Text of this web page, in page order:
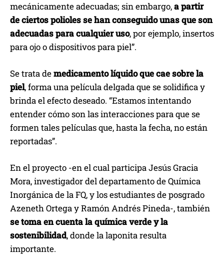
mecánicamente adecuadas; sin embargo,a partir
de ciertos polioles se han conseguido unas que son
adecuadas para cualquier uso, por ejemplo, insertos
para ojo o dispositivos para piel”.
Se trata demedicamento líquido que cae sobre la
piel, forma una película delgada que se solidifica y
brinda el efecto deseado. “Estamos intentando
entender cómo son las interacciones para que se
formen tales películas que, hasta la fecha, no están
reportadas”.
En el proyecto -en el cual participa Jesús Gracia
Mora, investigador del departamento de Química
Inorgánica de la FQ, y los estudiantes de posgrado
Azeneth Ortega y Ramón Andrés Pineda-, también
se toma en cuenta la química verde y la
sostenibilidad, donde la laponita resulta
importante.